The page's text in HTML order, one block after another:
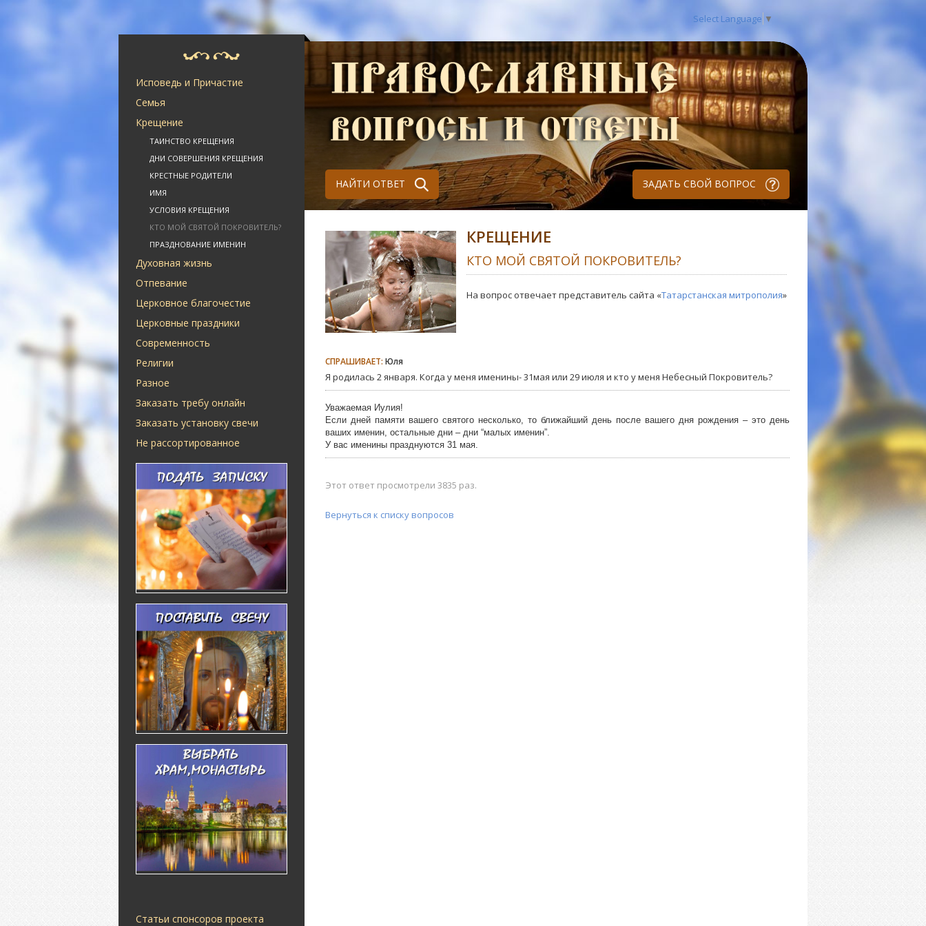
Select Language ▼
Исповедь и Причастие
Семья
Крещение
ТАИНСТВО КРЕЩЕНИЯ
ДНИ СОВЕРШЕНИЯ КРЕЩЕНИЯ
КРЕСТНЫЕ РОДИТЕЛИ
ИМЯ
УСЛОВИЯ КРЕЩЕНИЯ
КТО МОЙ СВЯТОЙ ПОКРОВИТЕЛЬ?
ПРАЗДНОВАНИЕ ИМЕНИН
Духовная жизнь
Отпевание
Церковное благочестие
Церковные праздники
Современность
Религии
Разное
Заказать требу онлайн
Заказать установку свечи
Не рассортированное
Статьи спонсоров проекта
НАЙТИ ОТВЕТ ЗАДАТЬ СВОЙ ВОПРОС
КРЕЩЕНИЕ
КТО МОЙ СВЯТОЙ ПОКРОВИТЕЛЬ?
На вопрос отвечает представитель сайта «Татарстанская митрополия»
СПРАШИВАЕТ: Юля
Я родилась 2 января. Когда у меня именины- 31мая или 29 июля и кто у меня Небесный Покровитель?
Уважаемая Иулия!
Если дней памяти вашего святого несколько, то ближайший день после вашего дня рождения – это день
ваших именин, остальные дни – дни “малых именин”.
У вас именины празднуются 31 мая.
Этот ответ просмотрели 3835 раз.
Вернуться к списку вопросов